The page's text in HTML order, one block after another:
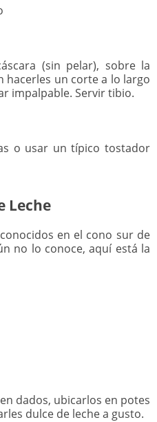
(sin pelar), sobre la
hacerles un corte a lo largo
impalpable. Servir tibio.
o usar un típico tostador
Leche
en el cono sur de
no lo conoce, aquí está la
dados, ubicarlos en potes
dulce de leche a gusto.